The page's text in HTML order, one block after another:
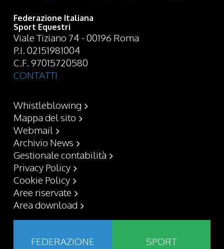
Federazione Italiana
Sport Equestri
Viale Tiziano 74 - 00196 Roma
P.I. 02151981004
C.F. 97015720580
CONTATTI
Whistleblowing
Mappa del sito
Webmail
Archivio News
Gestionale contabilità
Privacy Policy
Cookie Policy
Aree riservate
Area download
FEDERAZIONE SPORT